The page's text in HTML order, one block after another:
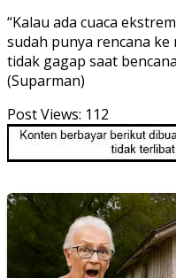
“Kalau ada cuaca
sudah punya rencana ke
tidak gagap saat
(Suparman)
Post Views: 112